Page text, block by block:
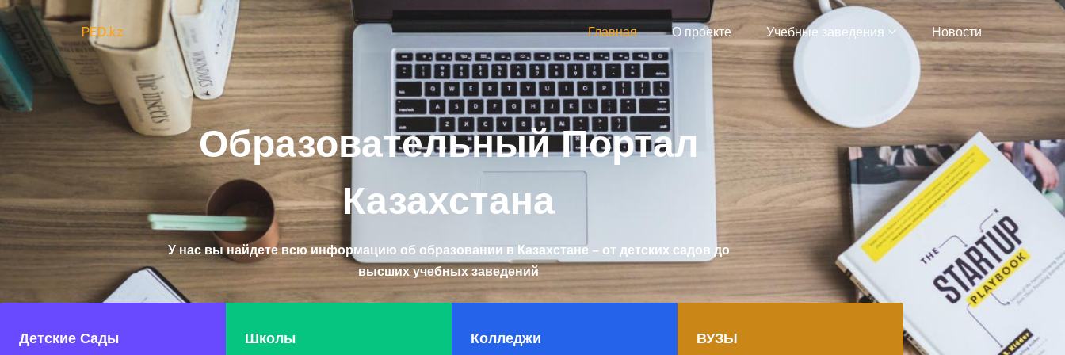
PED.kz Главная О проекте Учебные заведения Новости
Образовательный Портал
Казахстана
У нас вы найдете всю информацию об образовании в Казахстане – от детских садов до
высших учебных заведений
Детские Сады Школы Колледжи ВУЗЫ